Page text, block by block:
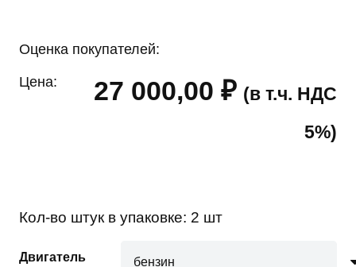
Оценка покупателей:
Цена: 27 000,00 ₽ (в т.ч. НДС
5%)
Кол-во штук в упаковке: 2 шт
Двигатель